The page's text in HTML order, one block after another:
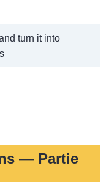
turn it into
— Partie